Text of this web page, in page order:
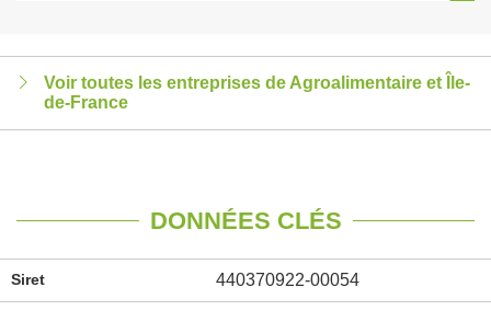
Voir toutes les entreprises de Agroalimentaire et Île-
de-France
DONNÉES CLÉS
Siret 440370922-00054